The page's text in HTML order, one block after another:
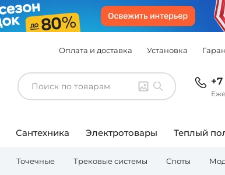
Оплата и доставка Установка
Сантехника Электротовары Теплый
Точечные Трековые системы Споты